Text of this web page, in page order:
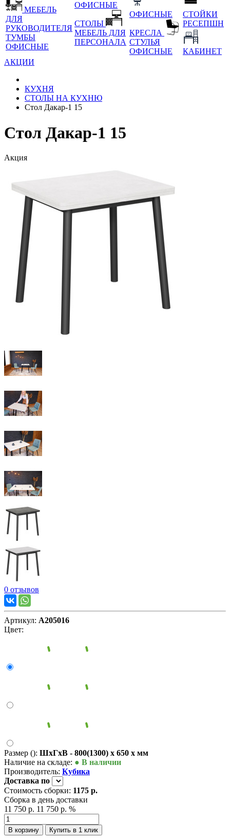
МЕБЕЛЬ
ДЛЯ
РУКОВОДИТЕЛЯ
ТУМБЫ
ОФИСНЫЕ
ОФИСНЫЕ
СТОЛЫ
МЕБЕЛЬ ДЛЯ
ПЕРСОНАЛА
ОФИСНЫЕ
КРЕСЛА
СТУЛЬЯ
ОФИСНЫЕ
СТОЙКИ
РЕСЕПШН
КАБИНЕТ
АКЦИИ
КУХНЯ
СТОЛЫ НА КУХНЮ
Стол Дакар-1 15
Стол Дакар-1 15
Акция
0 отзывов
Артикул: А205016
Цвет:
Размер (): ШxГxВ - 800(1300) x 650 x мм
Наличие на складе: ● В наличии
Производитель: Кубика
Доставка по
Стоимость сборки: 1175 р.
Сборка в день доставки
11 750 р. 11 750 р. %
В корзину Купить в 1 клик